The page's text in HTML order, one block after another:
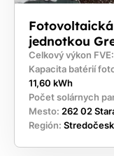
jednotkou
Celkový výkon FVE:
Kapacita batérií
11,60 kWh
Počet solárnych
Mesto: 262 02
Región: